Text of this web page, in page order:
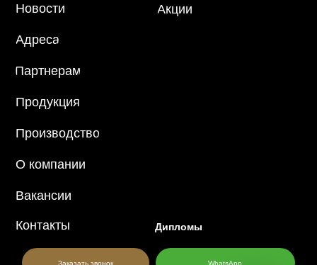
Партнерам
Продукция
Новости
Производство
О компании
Вакансии
Контакты
Адреса
Акции
Заказать звонок WhatsApp
Дипломы